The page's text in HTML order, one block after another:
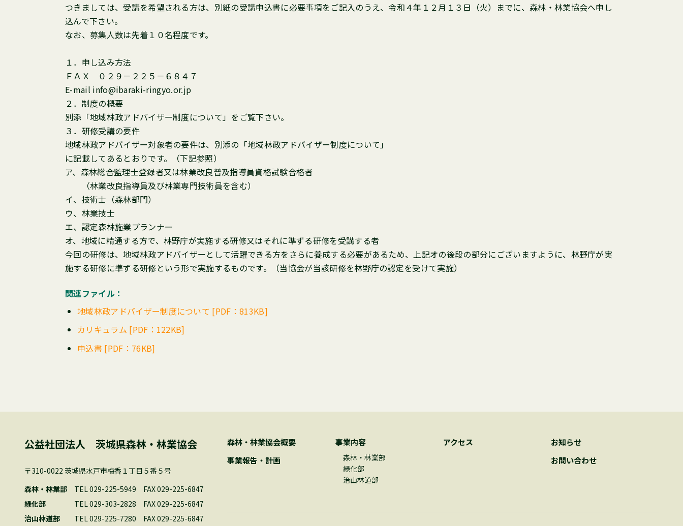
つきましては、受講を希望される方は、別紙の受講申込書に必要事項をご記入のうえ、令和４年１２月１３日（火）までに、森林・林業協会へ申し
込んで下さい。
なお、募集人数は先着１０名程度です。
１．申し込み方法
ＦＡＸ ０２９－２２５－６８４７
E-mail info@ibaraki-ringyo.or.jp
２．制度の概要
別添「地域林政アドバイザー制度について」をご覧下さい。
３．研修受講の要件
地域林政アドバイザー対象者の要件は、別添の「地域林政アドバイザー制度について」
に記載してあるとおりです。（下記参照）
ア、森林総合監理士登録者又は林業改良普及指導員資格試験合格者
（林業改良指導員及び林業専門技術員を含む）
イ、技術士（森林部門）
ウ、林業技士
エ、認定森林施業プランナー
オ、地域に精通する方で、林野庁が実施する研修又はそれに準ずる研修を受講する者
今回の研修は、地域林政アドバイザーとして活躍できる方をさらに養成する必要があるため、上記オの後段の部分にございますように、林野庁が実
施する研修に準ずる研修という形で実施するものです。（当協会が当該研修を林野庁の認定を受けて実施）
関連ファイル：
地域林政アドバイザー制度について [PDF：813KB]
カリキュラム [PDF：122KB]
申込書 [PDF：76KB]
公益社団法人 茨城県森林・林業協会
〒310-0022 茨城県水戸市梅香１丁目５番５号
森林・林業部
TEL 029-225-5949 FAX 029-225-6847
緑化部
TEL 029-303-2828 FAX 029-225-6847
治山林道部
TEL 029-225-7280 FAX 029-225-6847
森林・林業協会概要
事業報告・計画
事業内容
森林・林業部
緑化部
治山林道部
アクセス
お知らせ
お問い合わせ